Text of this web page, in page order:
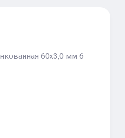
60х3,0 мм 6